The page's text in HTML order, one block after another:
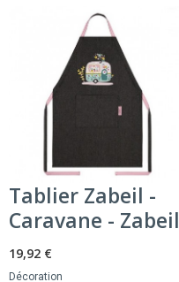
Tablier Zabeil -
Caravane - Zabeil
19,92 €
Décoration